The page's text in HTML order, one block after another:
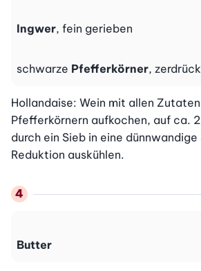
Ingwer, fein gerieben
schwarze Pfefferkörner,
Hollandaise: Wein mit allen
Pfefferkörnern aufkochen, auf ca.
durch ein Sieb in eine dünnwandige
Reduktion auskühlen.
Butter